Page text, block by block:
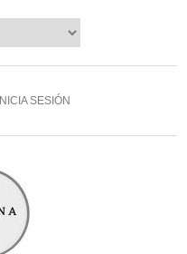
INICIA SESIÓN